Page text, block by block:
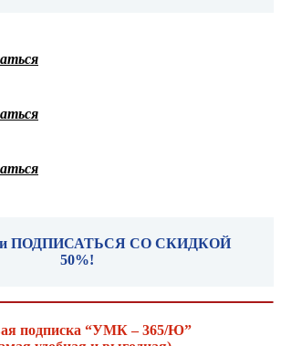
ПОДПИСАТЬСЯ СО СКИДКОЙ
50%!
подписка “УМК – 365/Ю”